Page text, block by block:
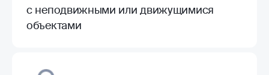
с неподвижными или движущимися
объектами